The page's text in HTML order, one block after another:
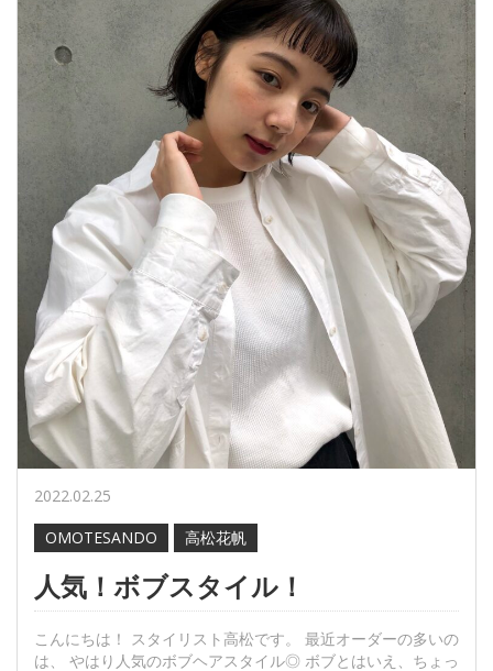
2022.02.25
OMOTESANDO
高松花帆
人気！ボブスタイル！
こんにちは！ スタイリスト高松です。 最近オーダーの多いの
は、 やはり人気のボブヘアスタイル◎ ボブとはいえ、ちょっ